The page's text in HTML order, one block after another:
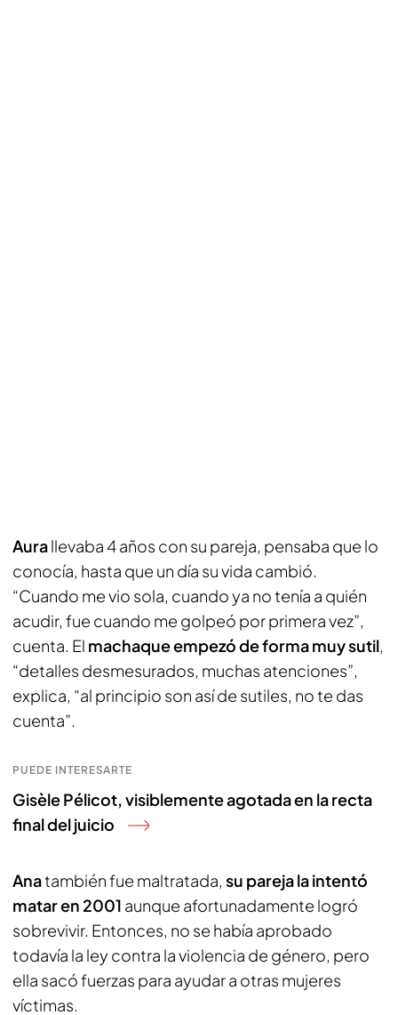
Aurallevaba 4 años con su pareja, pensaba que lo
conocía, hasta que un día su vida cambió.
“Cuando me vio sola, cuando ya no tenía a quién
acudir, fue cuando me golpeó por primera vez”,
cuenta. El machaque empezó de forma muy sutil,
“detalles desmesurados, muchas atenciones”,
explica, “al principio son así de sutiles, no te das
cuenta”.
PUEDE INTERESARTE
Gisèle Pélicot, visiblemente agotada en la recta
final del juicio
Anatambién fue maltratada, su pareja la intentó
matar en 2001 aunque afortunadamente logró
sobrevivir. Entonces, no se había aprobado
todavía la ley contra la violencia de género, pero
ella sacó fuerzas para ayudar a otras mujeres
víctimas.